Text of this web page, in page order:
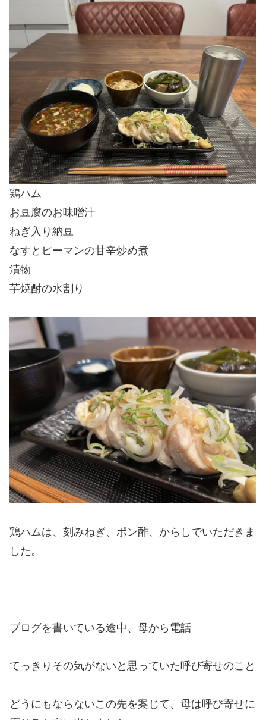
鶏ハム
お豆腐のお味噌汁
ねぎ入り納豆
なすとピーマンの甘辛炒め煮
漬物
芋焼酎の水割り
鶏ハムは、刻みねぎ、ポン酢、からしでいただきま
した。
ブログを書いている途中、母から電話
てっきりその気がないと思っていた呼び寄せのこと
どうにもならないこの先を案じて、母は呼び寄せに